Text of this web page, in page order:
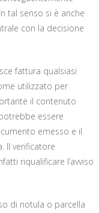
tal senso si è anche
con la decisione
fattura qualsiasi
utilizzato per
il contenuto
essere
emesso e il
Il verificatore
riqualificare l’avviso
di notula o parcella